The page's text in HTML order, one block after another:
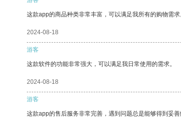
这款app的商品种类非常丰富，可以满足我所有的购物需求
2024-08-18
游客
这款软件的功能非常强大，可以满足我日常使用的需求。
2024-08-18
游客
这款app的售后服务非常完善，遇到问题总是能够得到妥善